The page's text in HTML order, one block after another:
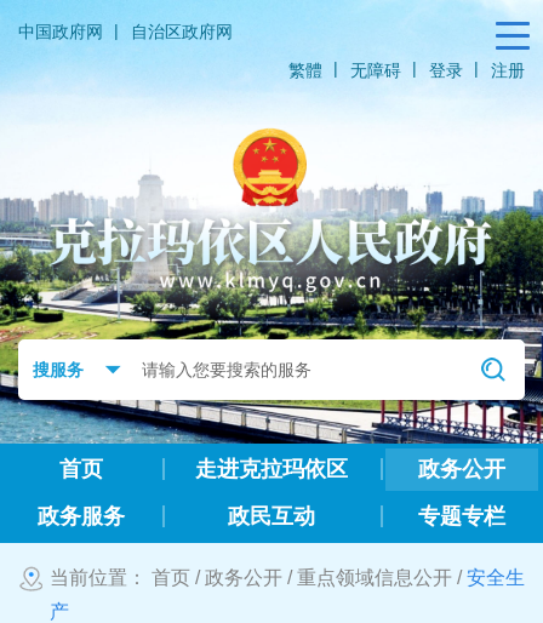
中国政府网 |
自治区政府网
繁體
| 无障碍 | 登录 | 注册
首页 走进克拉玛依区
政务公开
政务服务
政民互动 专题专栏
当前位置： 首页 /政务公开 /重点领域信息公开 /安全生
产